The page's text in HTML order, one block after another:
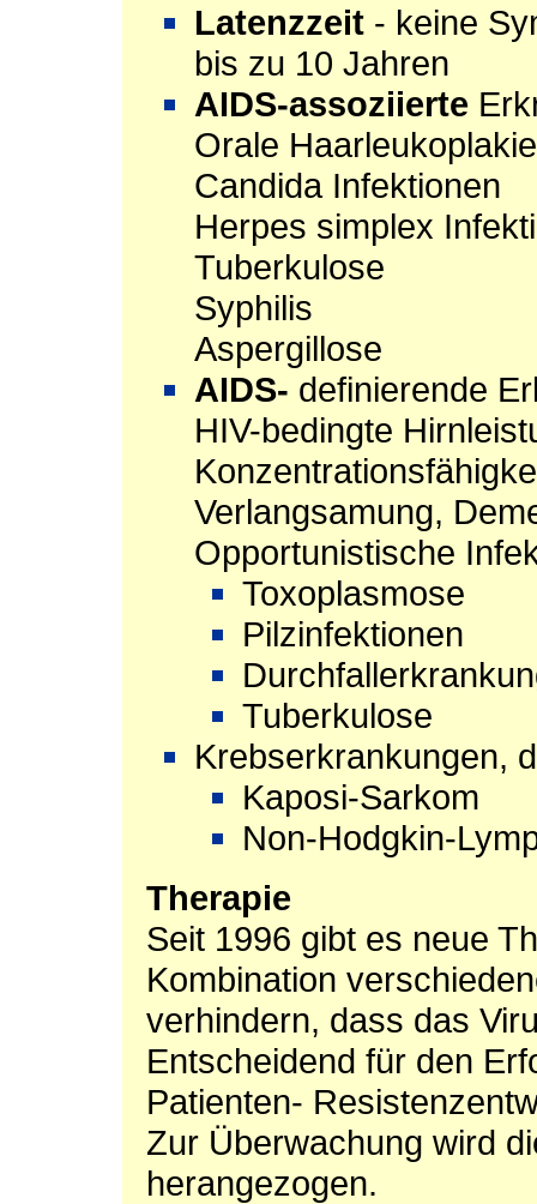
Latenzzeit - keine
bis zu 10 Jahren
AIDS-assoziierte
Orale Haarleukoplakie
Candida Infektionen
Herpes simplex
Tuberkulose
Syphilis
Aspergillose
AIDS- definierende
HIV-bedingte
Verlangsamung,
Opportunistische
Toxoplasmose
Pilzinfektionen
Tuberkulose
Krebserkrankungen,
Kaposi-Sarkom
Non-Hodgkin-
Therapie
Seit 1996 gibt es neue
Kombination
verhindern, dass das
Entscheidend für den
Patienten-
Zur Überwachung wird
herangezogen.